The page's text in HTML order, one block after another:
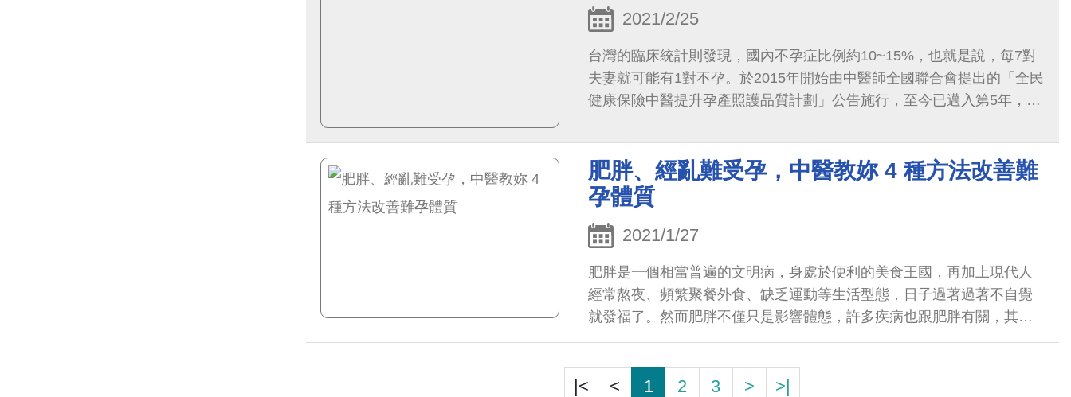
2021/2/25
台灣的臨床統計則發現，國內不孕症比例約10~15%，也就是說，每7對
夫妻就可能有1對不孕。於2015年開始由中醫師全國聯合會提出的「全民
健康保險中醫提升孕產照護品質計劃」公告施行，至今已邁入第5年，服
肥胖、經亂難受孕，中醫教妳 4 種方法改善難
孕體質
2021/1/27
肥胖是一個相當普遍的文明病，身處於便利的美食王國，再加上現代人
經常熬夜、頻繁聚餐外食、缺乏運動等生活型態，日子過著過著不自覺
就發福了。然而肥胖不僅只是影響體態，許多疾病也跟肥胖有關，其中
也包含不孕。
|< < 1 2 3 > >|